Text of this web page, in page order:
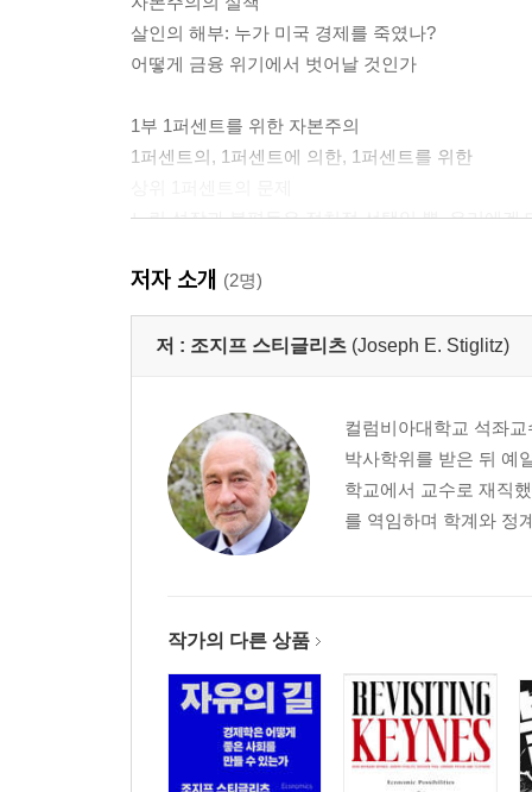
살인의 해부: 누가 미국 경제를 죽였나?
어떻게 금융 위기에서 벗어날 것인가
1부 1퍼센트를 위한 자본주의
1퍼센트의, 1퍼센트에 의한, 1퍼센트를 위한
느린 성장과 불평등은 정치적 선택일 뿐, 우리에겐
불평등은 선택의 문제다
21세기의 민주주의
짝퉁 자본주의
킹 목사는 나의 경제학 연구에 어떤 영향을 미쳤나
미국 황금기의 신화
3부 불평등의 여러 가지 차원
기회 균등은 국가적 신화다
실행 가능한 주택 문제 해법: 주택 담보 대출 재융자
불평등과 미국 아동
에볼라와 불평등
4부 불평등 심화의 원인
저자 소개 (2명)
저 : 조지프 스티글리츠 (Joseph E. Stiglitz)
컬럼비아대학교 석좌
박사학위를 받은 뒤 예
학교에서 교수로 재직
를 역임하며 학계와 정
작가의 다른 상품